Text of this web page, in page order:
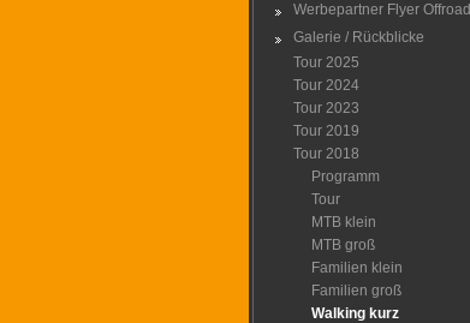
Werbepartner Flyer Offroad
Galerie / Rückblicke
Tour 2025
Tour 2024
Tour 2023
Tour 2019
Tour 2018
Programm
Tour
MTB klein
MTB groß
Familien klein
Familien groß
Walking kurz